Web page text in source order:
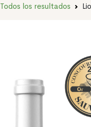
Todos los resultados